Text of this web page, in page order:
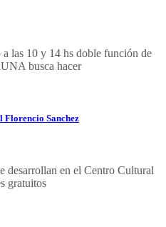
a las 10 y 14 hs doble función de
busca hacer
Florencio Sanchez
desarrollan en el Centro Cultural
gratuitos